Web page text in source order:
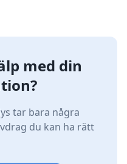
med din
tar bara några
du kan ha rätt